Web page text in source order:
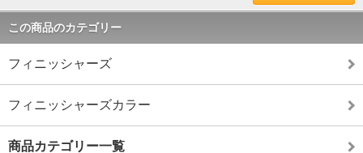
この商品のカテゴリー
フィニッシャーズ
フィニッシャーズカラー
商品カテゴリー一覧